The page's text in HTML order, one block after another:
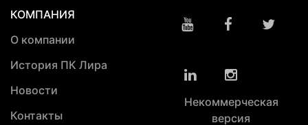
КОМПАНИЯ
О компании
История ПК Лира
Новости
Контакты
Некоммерческая
версия